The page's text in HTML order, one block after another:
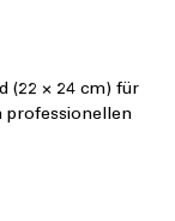
(22 × 24 cm) für
professionellen